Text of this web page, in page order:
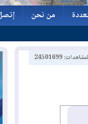
من نحن
إتصل بنا